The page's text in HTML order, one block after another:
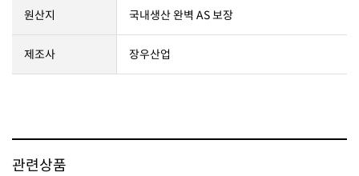
원산지 국내생산 완벽 AS 보장
제조사 장우산업
관련상품